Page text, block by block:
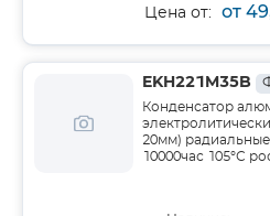
Цена от: от
EKH221M35B
Конденсатор
20мм)
10000час 105°С